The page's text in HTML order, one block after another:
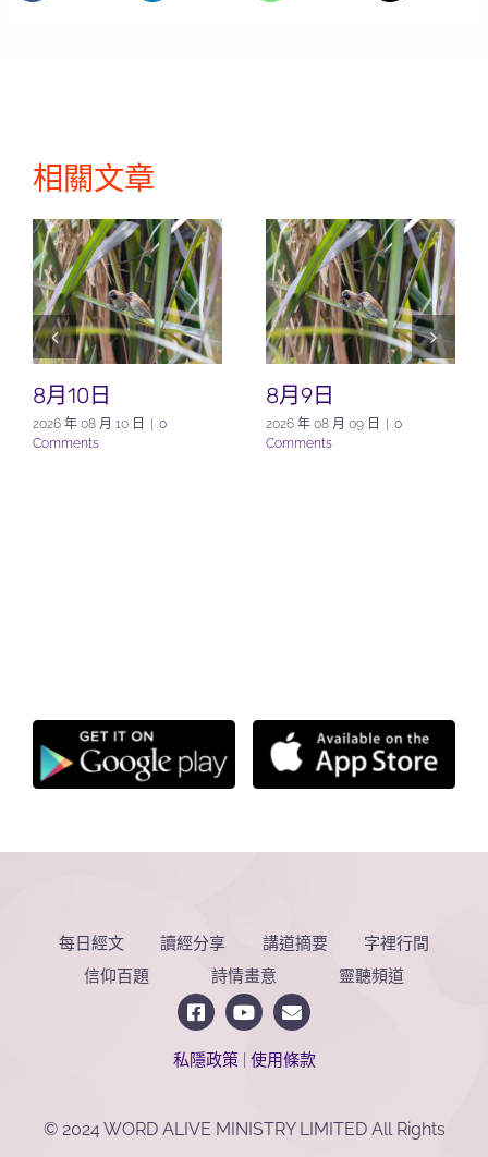
相關文章
8月10日
2026 年 08 月 10 日
0
Comments
8月9日
2026 年 08 月 09 日
0
Comments
每日經文 讀經分享 講道摘要
字裡行間
信仰百題
詩情畫意 靈聽頻道
私隱政策| 使用條款
© 2024 WORD ALIVE MINISTRY LIMITED All Rights